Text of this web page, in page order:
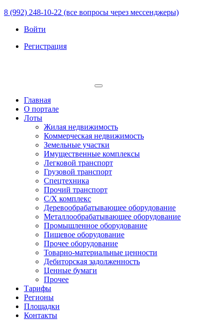
8 (992) 248-10-22 (все вопросы через мессенджеры)
Войти
Регистрация
Главная
О портале
Лоты
Жилая недвижимость
Коммерческая недвижимость
Земельные участки
Имущественные комплексы
Легковой транспорт
Грузовой транспорт
Спецтехника
Прочий транспорт
С/Х комплекс
Деревообрабатывающее оборудование
Металлообрабатывающее оборудование
Промышленное оборудование
Пищевое оборудование
Прочее оборудование
Товарно-материальные ценности
Дебиторская задолженность
Ценные бумаги
Прочее
Тарифы
Регионы
Площадки
Контакты